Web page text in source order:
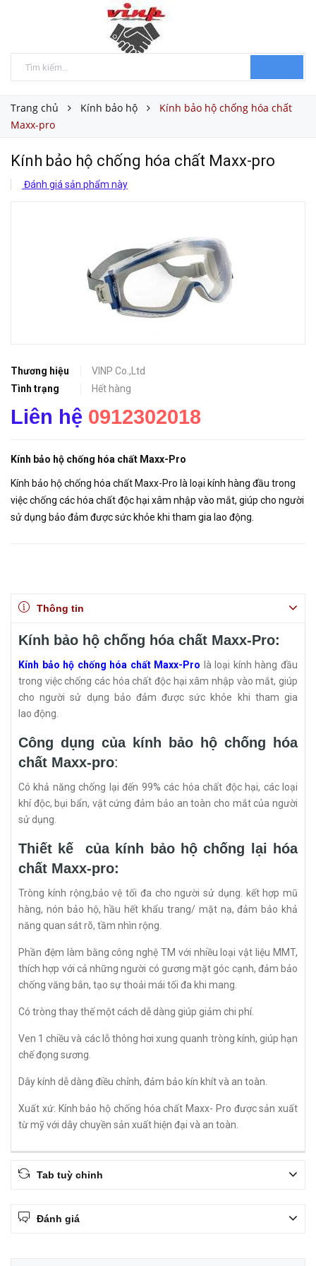
Trang chủ Kính bảo hộ
Kính bảo hộ chống hóa chất
Maxx-pro
Kính bảo hộ chống hóa chất Maxx-pro
Đánh giá sản phẩm này
Thương hiệu
VINP Co.,Ltd
Tình trạng
Hết hàng
Liên hệ 0912302018
Kính bảo hộ chống hóa chất Maxx-Pro
Kính bảo hộ chống hóa chất Maxx-Pro là loại kính hàng đầu trong
việc chống các hóa chất độc hại xâm nhập vào mắt, giúp cho người
sử dụng bảo đảm được sức khỏe khi tham gia lao động.
Thông tin
Kính bảo hộ chống hóa chất Maxx-Pro:
Kính bảo hộ chống hóa chất Maxx-Pro là loại kính hàng đầu
trong việc chống các hóa chất độc hại xâm nhập vào mắt, giúp
cho người sử dụng bảo đảm được sức khỏe khi tham gia
lao động.
Công dụng của kính bảo hộ chống hóa
chất Maxx-pro:
Có khả năng chống lại đến 99% các hóa chất độc hại, các loại
khí độc, bụi bẩn, vật cứng đảm bảo an toàn cho mắt của người
sử dụng.
Thiết kế của kính bảo hộ chống lại hóa
chất Maxx-pro:
Tròng kính rộng,bảo vệ tối đa cho người sử dụng. kết hợp mũ
hàng, nón bảo hộ, hầu hết khẩu trang/ mặt nạ, đảm bảo khả
năng quan sát rõ, tầm nhìn rộng.
Phần đệm làm bằng công nghệ TM với nhiều loại vật liệu MMT,
thích hợp với cả những người có gương mặt góc cạnh, đảm bảo
chống văng bắn, tạo sự thoải mái tối đa khi mang.
Có tròng thay thế một cách dễ dàng giúp giảm chi phí.
Ven 1 chiều và các lỗ thông hơi xung quanh tròng kính, giúp hạn
chế đọng sương.
Dây kính dễ dàng điều chỉnh, đảm bảo kín khít và an toàn.
Xuất xứ: Kính bảo hộ chống hóa chất Maxx- Pro được sản xuất
từ mỹ với dây chuyền sản xuất hiện đại và an toàn.
Tab tuỳ chỉnh
Đánh giá